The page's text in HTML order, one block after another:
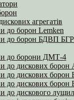
агрегатів
до борон Lemken
до борон БДВП
до борони ДМТ-4
до дискових
до дискових
до дискових борон
до дискового